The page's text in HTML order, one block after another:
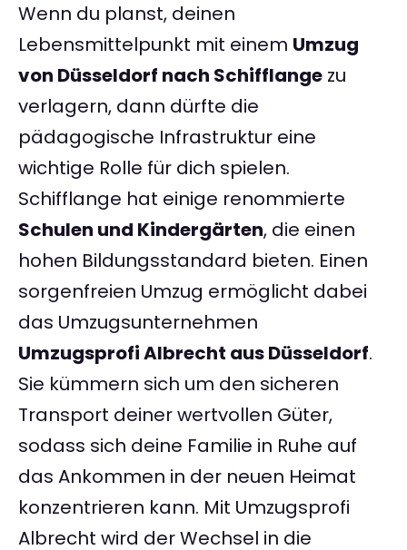
Wenn du planst, deinen
Lebensmittelpunkt mit einem Umzug
von Düsseldorf nach Schifflange zu
verlagern, dann dürfte die
pädagogische Infrastruktur eine
wichtige Rolle für dich spielen.
Schifflange hat einige renommierte
Schulen und Kindergärten, die einen
hohen Bildungsstandard bieten. Einen
sorgenfreien Umzug ermöglicht dabei
das Umzugsunternehmen
Umzugsprofi Albrecht aus Düsseldorf.
Sie kümmern sich um den sicheren
Transport deiner wertvollen Güter,
sodass sich deine Familie in Ruhe auf
das Ankommen in der neuen Heimat
konzentrieren kann. Mit Umzugsprofi
Albrecht wird der Wechsel in die